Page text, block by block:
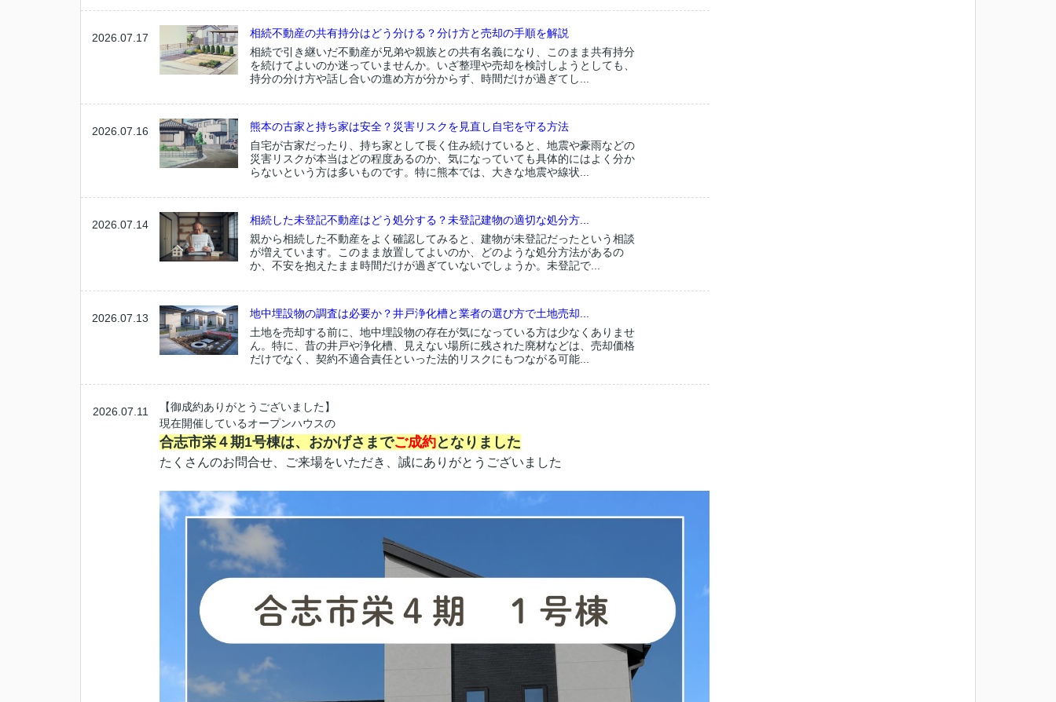
2026.07.17
相続不動産の共有持分はどう分ける？分け方と売却の手順を解説
相続で引き継いだ不動産が兄弟や親族との共有名義になり、このまま共有持分
を続けてよいのか迷っていませんか。いざ整理や売却を検討しようとしても、
持分の分け方や話し合いの進め方が分からず、時間だけが過ぎてし...
2026.07.16
熊本の古家と持ち家は安全？災害リスクを見直し自宅を守る方法
自宅が古家だったり、持ち家として長く住み続けていると、地震や豪雨などの
災害リスクが本当はどの程度あるのか、気になっていても具体的にはよく分か
らないという方は多いものです。特に熊本では、大きな地震や線状...
2026.07.14
相続した未登記不動産はどう処分する？未登記建物の適切な処分方...
親から相続した不動産をよく確認してみると、建物が未登記だったという相談
が増えています。このまま放置してよいのか、どのような処分方法があるの
か、不安を抱えたまま時間だけが過ぎていないでしょうか。未登記で...
2026.07.13
地中埋設物の調査は必要か？井戸浄化槽と業者の選び方で土地売却...
土地を売却する前に、地中埋設物の存在が気になっている方は少なくありませ
ん。特に、昔の井戸や浄化槽、見えない場所に残された廃材などは、売却価格
だけでなく、契約不適合責任といった法的リスクにもつながる可能...
2026.07.11
【御成約ありがとうございました】
現在開催しているオープンハウスの
合志市栄４期1号棟は、おかげさまでご成約となりました
たくさんのお問合せ、ご来場をいただき、誠にありがとうございました‍‍